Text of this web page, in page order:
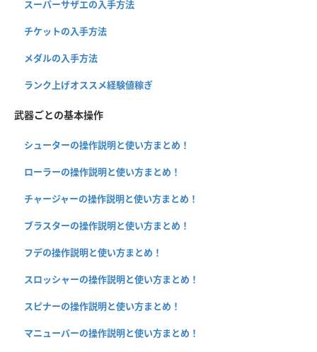
スーパーサザエの入手方法
チケットの入手方法
メダルの入手方法
ランク上げオススメ経験値稼ぎ
武器ごとの基本操作
シューターの操作説明と使い方まとめ！
ローラーの操作説明と使い方まとめ！
チャージャーの操作説明と使い方まとめ！
ブラスターの操作説明と使い方まとめ！
フデの操作説明と使い方まとめ！
スロッシャーの操作説明と使い方まとめ！
スピナーの操作説明と使い方まとめ！
マニューバーの操作説明と使い方まとめ！